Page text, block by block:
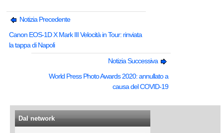
Notizia Precedente
Canon EOS-1D X Mark III Velocità in Tour: rinviata
la tappa di Napoli
Notizia Successiva
World Press Photo Awards 2020: annullato a
causa del COVID-19
Dal network